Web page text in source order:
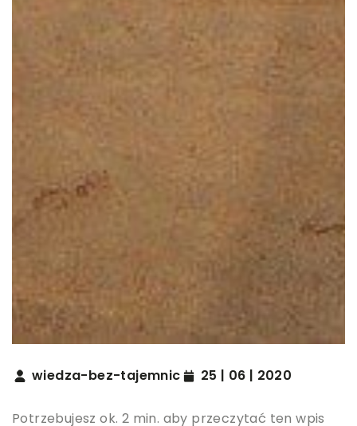
wiedza-bez-tajemnic 25 | 06 | 2020
Potrzebujesz ok. 2 min. aby przeczytać ten wpis